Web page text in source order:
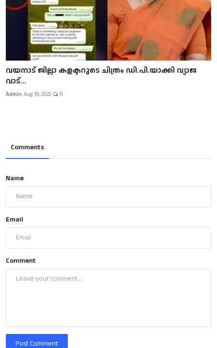
വയനാട് ജില്ലാ കളക്ടറുടെ ചിത്രം ഡി.പി.യാക്കി വ്യാജ
വാട്‌...
Admin Aug 19, 2022 0
Comments
Name
Email
Comment
Post Comment